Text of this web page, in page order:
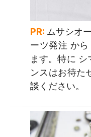
PR: ムサシオ
ーツ発注 か
ます。特に
ンスはお待た
談 ください。